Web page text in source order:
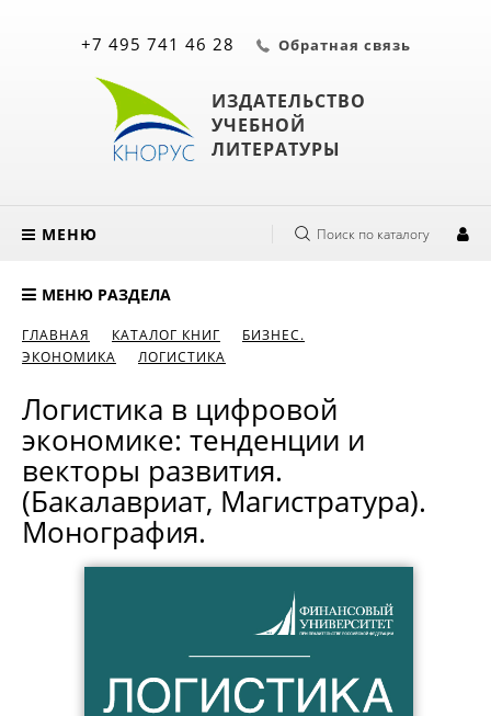
ИЗДАТЕЛЬСТВО
УЧЕБНОЙ
ЛИТЕРАТУРЫ
+7 495 741 46 28 Обратная связь
МЕНЮ Поиск по каталогу
МЕНЮ РАЗДЕЛА
ГЛАВНАЯ КАТАЛОГ КНИГ
БИЗНЕС.
ЭКОНОМИКА
ЛОГИСТИКА
Логистика в цифровой
экономике: тенденции и
векторы развития.
(Бакалавриат, Магистратура).
Монография.